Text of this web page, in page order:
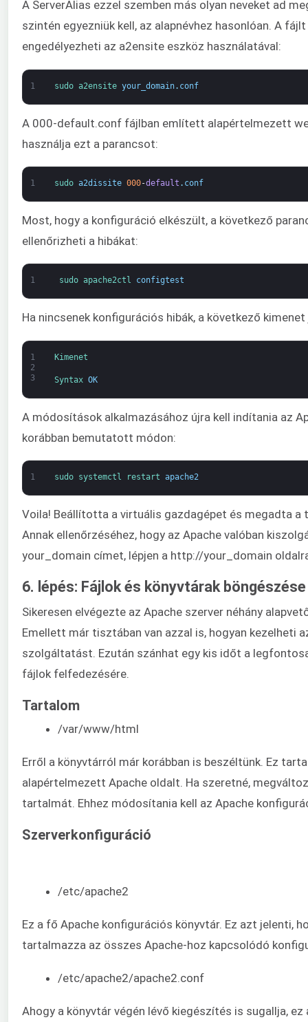
A ServerAlias ezzel szemben más olyan neveket ad
szintén egyezniük kell, az alapnévhez hasonlóan. A
engedélyezheti az a2ensite eszköz használatával:
1 sudo a2ensite your_domain. conf
A 000-default.conf fájlban említett alapértelmezett
használja ezt a parancsot:
1 sudo a2dissite 000-default . conf
Most, hogy a konfiguráció elkészült, a következő
ellenőrizheti a hibákat:
1 sudo apache2ctl configtest
Ha nincsenek konfigurációs hibák, a következő
1
2
3
Kimenet
Syntax OK
A módosítások alkalmazásához újra kell indítania az
korábban bemutatott módon:
1 sudo systemctl restart apache2
Voila! Beállította a virtuális gazdagépet és megadta a
Annak ellenőrzéséhez, hogy az Apache valóban
your_domain címet, lépjen a http://your_domain
6. lépés: Fájlok és könyvtárak böngészése
Sikeresen elvégezte az Apache szerver néhány
Emellett már tisztában van azzal is, hogyan kezelheti
szolgáltatást. Ezután szánhat egy kis időt a
fájlok felfedezésére.
Tartalom
/var/www/html
Erről a könyvtárról már korábban is beszéltünk. Ez
alapértelmezett Apache oldalt. Ha szeretné,
tartalmát. Ehhez módosítania kell az Apache
Szerverkonfiguráció
/etc/apache2
Ez a fő Apache konfigurációs könyvtár. Ez azt jelenti,
tartalmazza az összes Apache-hoz kapcsolódó
/etc/apache2/apache2.conf
Ahogy a könyvtár végén lévő kiegészítés is sugallja,